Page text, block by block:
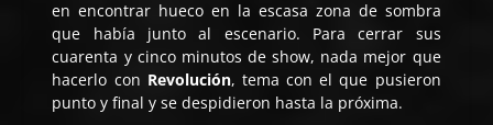
en encontrar hueco en la escasa zona de sombra
que había junto al escenario. Para cerrar sus
cuarenta y cinco minutos de show, nada mejor que
hacerlo con Revolución, tema con el que pusieron
punto y final y se despidieron hasta la próxima.